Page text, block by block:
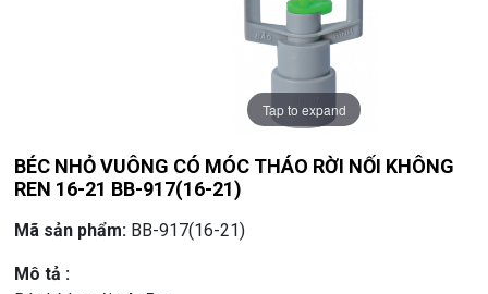
Tap to expand
BÉC NHỎ VUÔNG CÓ MÓC THÁO RỜI NỐI KHÔNG
REN 16-21 BB-917(16-21)
Mã sản phẩm: BB-917(16-21)
Mô tả :